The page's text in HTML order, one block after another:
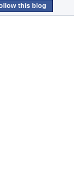
this blog